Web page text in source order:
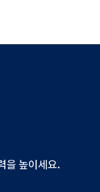
을 높이세요.